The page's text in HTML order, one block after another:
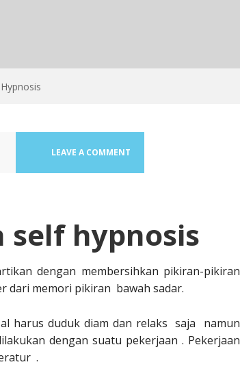
LEAVE A COMMENT
hypnosis
dengan membersihkan pikiran-pikiran
dari memori pikiran bawah sadar.
harus duduk diam dan relaks saja namun
dengan suatu pekerjaan . Pekerjaan
.